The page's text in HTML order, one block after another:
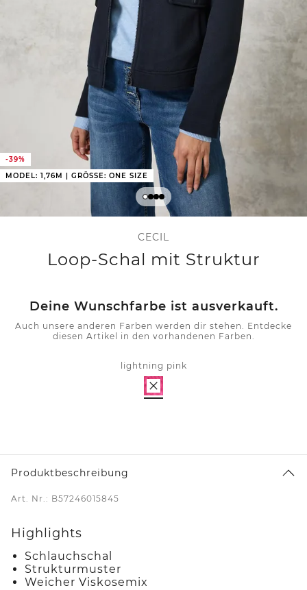
-39%
MODEL: 1,76M | GRÖSSE: ONE SIZE
CECIL
Loop-Schal mit Struktur
Deine Wunschfarbe ist ausverkauft.
Auch unsere anderen Farben werden dir stehen. Entdecke
diesen Artikel in den vorhandenen Farben.
lightning pink
Produktbeschreibung
Art. Nr.: B57246015845
Highlights
Schlauchschal
Strukturmuster
Weicher Viskosemix